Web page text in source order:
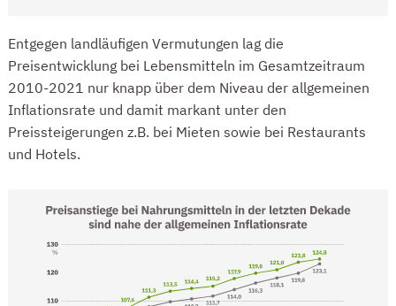
Entgegen landläufigen Vermutungen lag die
Preisentwicklung bei Lebensmitteln im Gesamtzeitraum
2010-2021 nur knapp über dem Niveau der allgemeinen
Inflationsrate und damit markant unter den
Preissteigerungen z.B. bei Mieten sowie bei Restaurants
und Hotels.